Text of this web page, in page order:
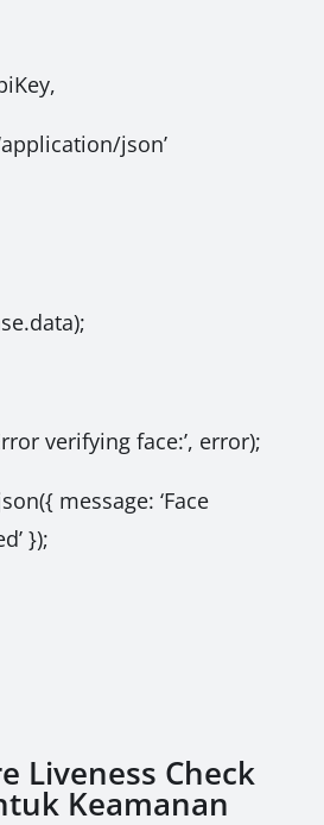
json’
verifying face:’, error);
message: ‘Face
});
Liveness Check
Keamanan